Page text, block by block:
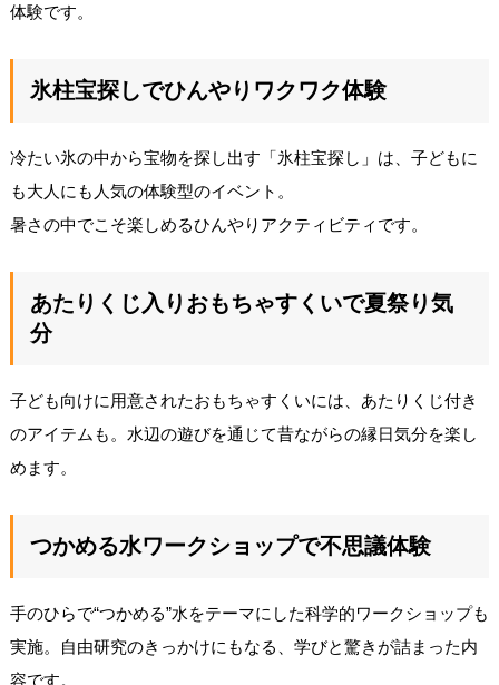
体験です。
氷柱宝探しでひんやりワクワク体験
冷たい氷の中から宝物を探し出す「氷柱宝探し」は、子どもに
も大人にも人気の体験型のイベント。
暑さの中でこそ楽しめるひんやりアクティビティです。
あたりくじ入りおもちゃすくいで夏祭り気
分
子ども向けに用意されたおもちゃすくいには、あたりくじ付き
のアイテムも。水辺の遊びを通じて昔ながらの縁日気分を楽し
めます。
つかめる水ワークショップで不思議体験
手のひらで“つかめる”水をテーマにした科学的ワークショップも
実施。自由研究のきっかけにもなる、学びと驚きが詰まった内
容です。